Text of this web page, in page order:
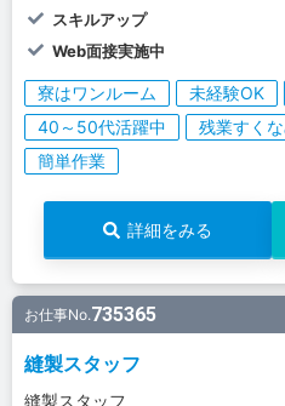
スキルアップ
Web面接実施中
寮はワンルーム 未経験OK
40～50代活躍中
残業すく
簡単作業
詳細をみる
お仕事No.735365
縫製スタッフ
縫製スタッフ